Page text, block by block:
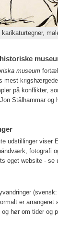
museum
mest
på konflikter,
Stålhammar
udstillinger viser
fotografi
eget website - se
er
hør om tider og